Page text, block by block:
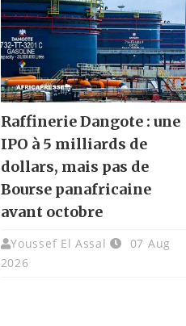
Raffinerie Dangote : une
IPO à 5 milliards de
dollars, mais pas de
Bourse panafricaine
avant octobre
Youssef El Assal
07 Aug
2026